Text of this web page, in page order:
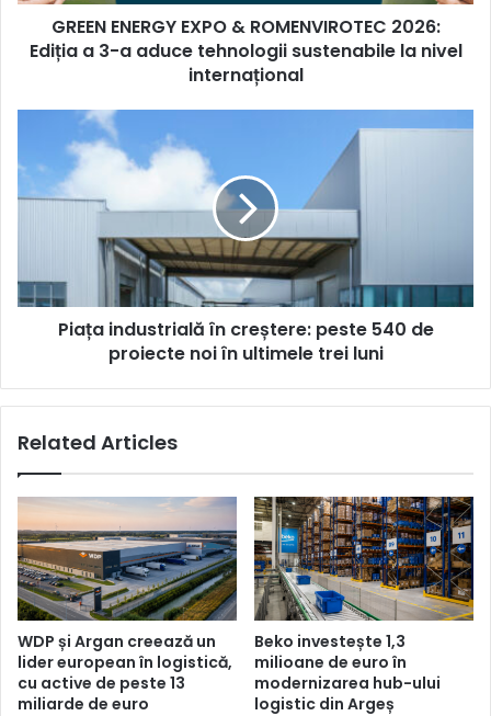
aduce
internațional
GREEN ENERGY EXPO & ROMENVIROTEC 2026:
Ediția a 3-a aduce tehnologii sustenabile la nivel
internațional
industrială
în
creștere:
proiecte
noi
Piața industrială în creștere: peste 540 de
proiecte noi în ultimele trei luni
Related Articles
WDP și Argan creează un
lider european în logistică,
cu active de peste 13
miliarde de euro
Beko investește 1,3
milioane de euro în
modernizarea hub-ului
logistic din Argeș